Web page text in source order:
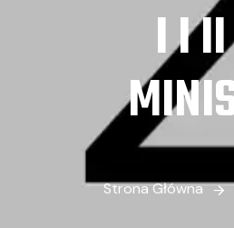
I I
Strona Główna